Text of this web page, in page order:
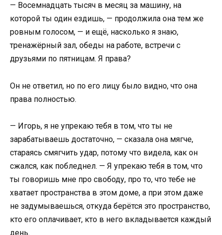
— Восемнадцать тысяч в месяц за машину, на
которой ты один ездишь, — продолжила она тем же
ровным голосом, — и ещё, насколько я знаю,
тренажёрный зал, обеды на работе, встречи с
друзьями по пятницам. Я права?
Он не ответил, но по его лицу было видно, что она
права полностью.
— Игорь, я не упрекаю тебя в том, что ты не
зарабатываешь достаточно, — сказала она мягче,
стараясь смягчить удар, потому что видела, как он
сжался, как побледнел. — Я упрекаю тебя в том, что
ты говоришь мне про свободу, про то, что тебе не
хватает пространства в этом доме, а при этом даже
не задумываешься, откуда берётся это пространство,
кто его оплачивает, кто в него вкладывается каждый
день.